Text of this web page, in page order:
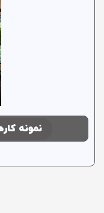
نمونه